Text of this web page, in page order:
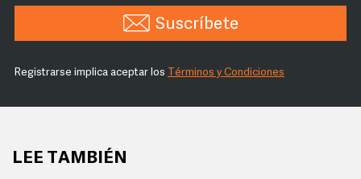
Suscríbete
Registrarse implica aceptar los Términos y Condiciones
LEE TAMBIÉN